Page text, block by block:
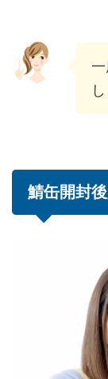
鯖缶開封